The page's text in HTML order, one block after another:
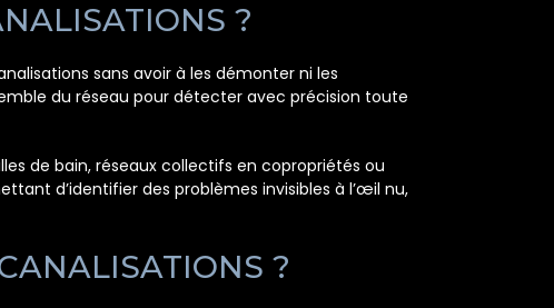
?
sans avoir à les démonter ni les
du réseau pour détecter avec précision toute
de bain, réseaux collectifs en copropriétés ou
d’identifier des problèmes invisibles à l’œil nu,
?